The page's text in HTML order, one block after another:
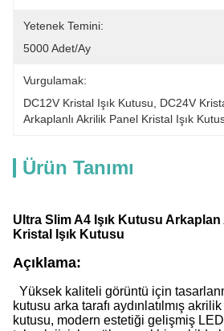
Yetenek Temini:
5000 Adet/ay
Vurgulamak:
DC12V Kristal Işık Kutusu
DC24V
Arkaplanlı Akrilik Panel Kristal Işık
Ürün Tanımı
Ultra Slim A4 Işık Kutusu
Kristal Işık Kutusu
Açıklama:
Yüksek kaliteli görüntü için
kutusu arka tarafı aydınlatılmış
kutusu, modern estetiği gelişmiş